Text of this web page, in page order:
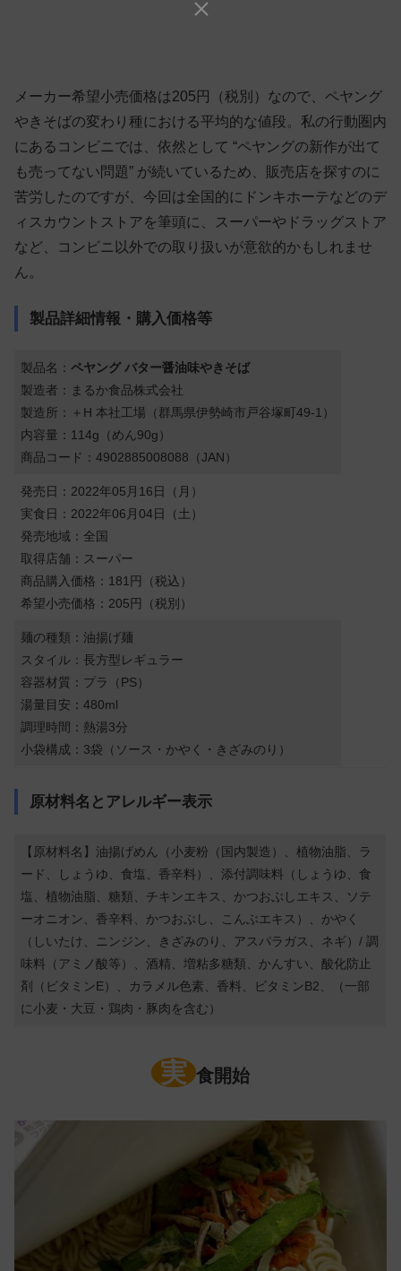
メーカー希望小売価格は205円（税別）なので、ペヤング
やきそばの変わり種における平均的な値段。私の行動圏内
にあるコンビニでは、依然として “ペヤングの新作が出て
も売ってない問題” が続いているため、販売店を探すのに
苦労したのですが、今回は全国的にドンキホーテなどのデ
ィスカウントストアを筆頭に、スーパーやドラッグストア
など、コンビニ以外での取り扱いが意欲的かもしれませ
ん。
製品詳細情報・購入価格等
製品名：ペヤング バター醤油味やきそば
製造者：まるか食品株式会社
製造所：＋H 本社工場（群馬県伊勢崎市戸谷塚町49-1）
内容量：114g（めん90g）
商品コード：4902885008088（JAN）
発売日：2022年05月16日（月）
実食日：2022年06月04日（土）
発売地域：全国
取得店舗：スーパー
商品購入価格：181円（税込）
希望小売価格：205円（税別）
麺の種類：油揚げ麺
スタイル：長方型レギュラー
容器材質：プラ（PS）
湯量目安：480ml
調理時間：熱湯3分
小袋構成：3袋（ソース・かやく・きざみのり）
原材料名とアレルギー表示
【原材料名】油揚げめん（小麦粉（国内製造）、植物油脂、ラ
ード、しょうゆ、食塩、香辛料）、添付調味料（しょうゆ、食
塩、植物油脂、糖類、チキンエキス、かつおぶしエキス、ソテ
ーオニオン、香辛料、かつおぶし、こんぶエキス）、かやく
（しいたけ、ニンジン、きざみのり、アスパラガス、ネギ）/ 調
味料（アミノ酸等）、酒精、増粘多糖類、かんすい、酸化防止
剤（ビタミンE）、カラメル色素、香料、ビタミンB2、（一部
に小麦・大豆・鶏肉・豚肉を含む）
実 食開始